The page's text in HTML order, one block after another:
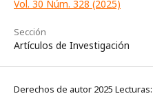
Vol. 30 Núm. 328 (2025)
Sección
Artículos de Investigación
Derechos de autor 2025